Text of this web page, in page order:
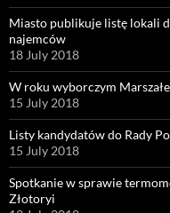
Miasto publikuje listę lokali
najemców
18 July 2018
W roku wyborczym
15 July 2018
Listy kandydatów do Rady
15 July 2018
Spotkanie w sprawie
Złotoryi